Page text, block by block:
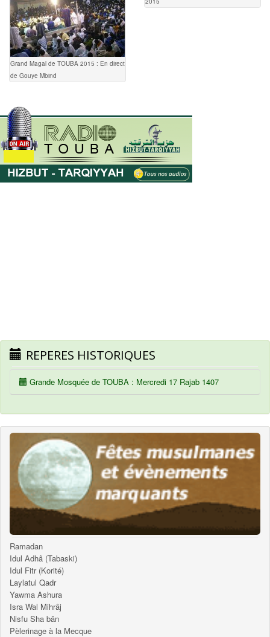
Grand Magal de TOUBA 2015 : En direct
de Gouye Mbind
REPERES HISTORIQUES
Grande Mosquée de TOUBA : Mercredi 17 Rajab 1407
Ramadan
Idul Adhâ (Tabaski)
Idul Fitr (Korité)
Laylatul Qadr
Yawma Ashura
Isra Wal Mihrâj
Nisfu Sha bân
Pèlerinage à la Mecque